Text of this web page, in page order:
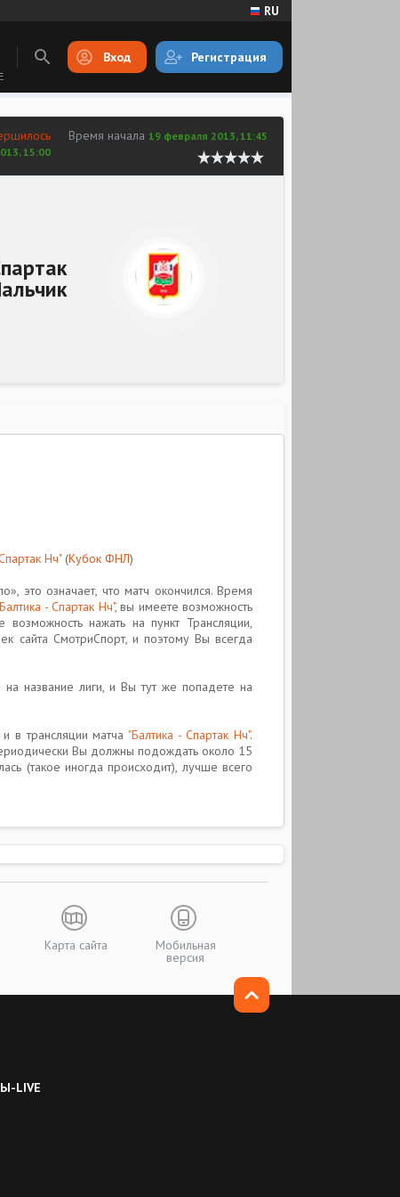
RU
Вход Регистрация
Время начала 19 февраля 2013, 11:45
15:00
Нч"(Кубок ФНЛ)
это означает, что матч окончился. Время
- Спартак Нч", вы имеете возможность
нажать на пункт Трансляции,
CмотриCпорт, и поэтому Вы всегда
на название лиги, и Вы тут же попадете на
в трансляции матча "Балтика - Спартак Нч".
Вы должны подождать около 15
(такое иногда происходит), лучше всего
Карта сайта Мобильная
версия
LIVE